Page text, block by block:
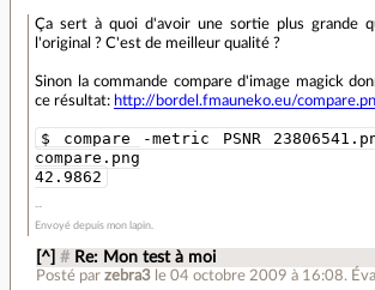
Ça sert à quoi d'avoir une sortie plus grande
l'original ? C'est de meilleur qualité ?
Sinon la commande compare d'image magick
ce résultat: http://bordel.fmauneko.eu/
$ compare -metric PSNR
compare.png
42.9862
Envoyé depuis mon lapin.
[^] # Re: Mon test à moi
Posté par zebra3 le 04 octobre 2009 à 16:08.